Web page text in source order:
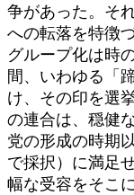
争があった。そ
への転落を特徴
グループ化は時
間、いわゆる「
け、その印を選
の連合は、穏健
党の形成の時期
で採択）に満足
幅な受容をそこ